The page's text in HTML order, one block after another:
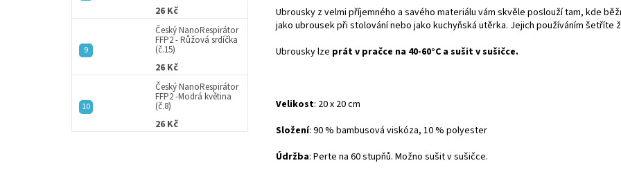
26 Kč
Český NanoRespirátor
FFP2 - Růžová srdíčka
(č.15)
26 Kč
Český NanoRespirátor
FFP2 -Modrá květina
(č.8)
26 Kč
Ubrousky z velmi příjemného a savého materiálu vám skvěle poslouží tam, kde
jako ubrousek při stolování nebo jako kuchyňská utěrka. Jejich používáním šetříte
Ubrousky lze prát v pračce na 40-60°C a sušit v sušičce.
Velikost: 20 x 20 cm
Složení: 90 % bambusová viskóza, 10 % polyester
Údržba: Perte na 60 stupňů. Možno sušit v sušičce.